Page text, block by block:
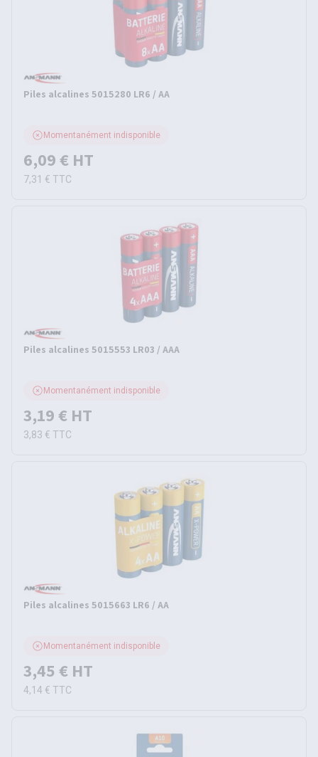
Piles alcalines 5015280 LR6 / AA
Momentanément indisponible
6,09 € HT
7,31 € TTC
Piles alcalines 5015553 LR03 / AAA
Momentanément indisponible
3,19 € HT
3,83 € TTC
Piles alcalines 5015663 LR6 / AA
Momentanément indisponible
3,45 € HT
4,14 € TTC